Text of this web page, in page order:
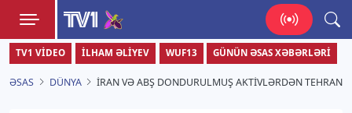
TV1
Zamanı bizimlə yaşa!
TV1 VIDEO İLHAM ƏLIYEV WUF13 GÜNÜN ƏSAS XƏBƏRLƏRI
ƏSAS DÜNYA İRAN VƏ ABŞ DONDURULMUŞ AKTIVLƏRDƏN